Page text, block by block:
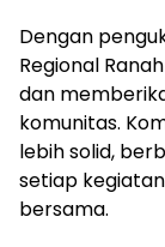
Dengan
Regional
dan
komunitas.
lebih solid,
setiap
bersama.